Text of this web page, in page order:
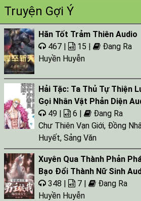
Truyện Gợi Ý
Hãn Tốt Trảm Thiên Audio
467 |
15 |
Đang Ra
Huyền Huyễn
Hải Tặc: Ta Thủ Tự Thiện
Gọi Nhân Vật Phản Diện
49 |
6 |
Đang Ra
Chư Thiên Vạn Giới, Đồng
Huyết, Sảng Văn
Xuyên Qua Thành Phản
Bạo Đổi Thành Nữ Sinh
348 |
7 |
Đang Ra
Huyền Huyễn